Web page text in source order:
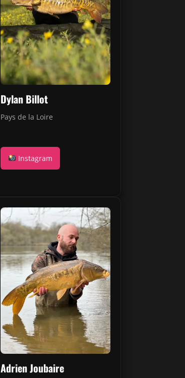
Dylan Billot
Pays de la Loire
Instagram
Adrien Joubaire